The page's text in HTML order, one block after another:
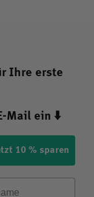
Ihre erste
Mail ein ⬇️
10 % sparen